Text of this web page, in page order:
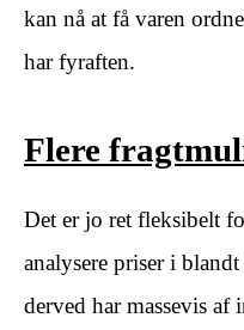
kan nå at få varen
har fyraften.
Flere
Det er jo ret fleksibelt
analysere priser i
derved har massevis af